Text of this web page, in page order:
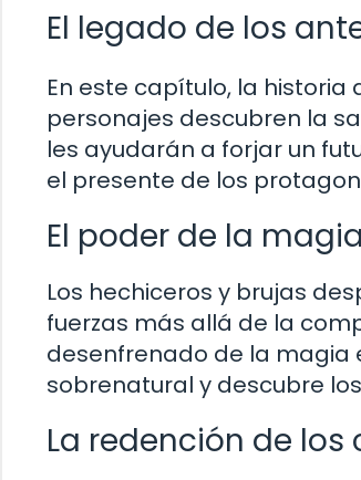
El legado de los
En este capítulo, la
personajes descubren la
les ayudarán a forjar un
el presente de los
El poder de la
Los hechiceros y brujas
fuerzas más allá de la
desenfrenado de la magia
sobrenatural y descubre
La redención de los